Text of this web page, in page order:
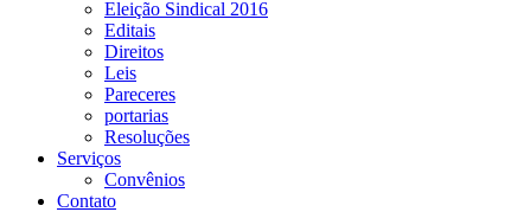
Eleição Sindical 2016
Editais
Direitos
Leis
Pareceres
portarias
Resoluções
Serviços
Convênios
Contato